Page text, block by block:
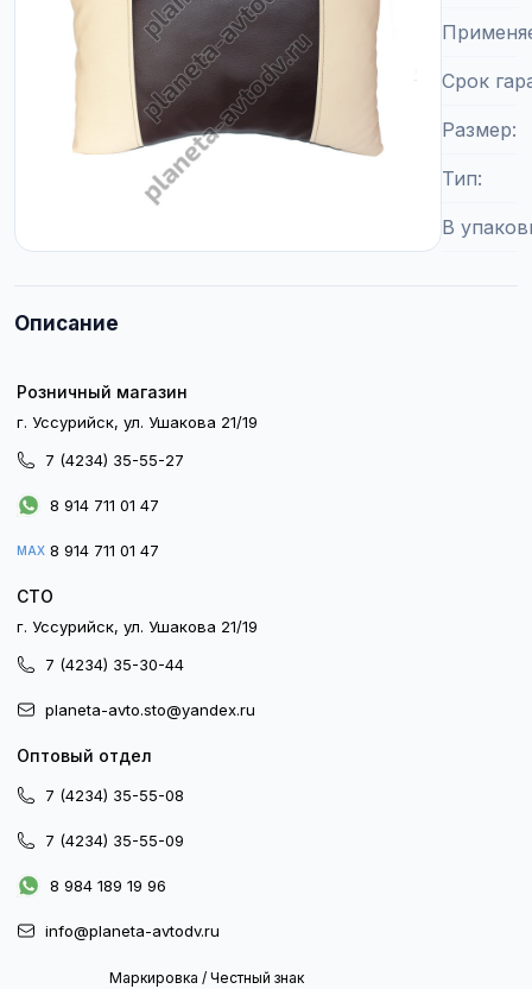
Срок
Размер
Тип
В
Описание
Розничный магазин
г. Уссурийск, ул. Ушакова 21/19
7 (4234) 35-55-27
8 914 711 01 47
MAX 8 914 711 01 47
СТО
г. Уссурийск, ул. Ушакова 21/19
7 (4234) 35-30-44
planeta-avto.sto@yandex.ru
Оптовый отдел
7 (4234) 35-55-08
7 (4234) 35-55-09
8 984 189 19 96
info@planeta-avtodv.ru
Маркировка / Честный знак